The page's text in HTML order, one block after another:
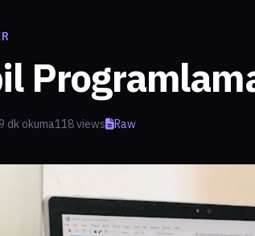
9 dk okuma118 views Raw